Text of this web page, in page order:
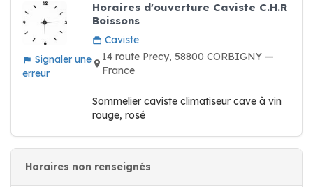
Signaler une
erreur
Horaires d'ouverture Caviste C.H.R
Boissons
Caviste
14 route Precy, 58800 CORBIGNY —
France
Sommelier caviste climatiseur cave à vin
rouge, rosé
Horaires non renseignés